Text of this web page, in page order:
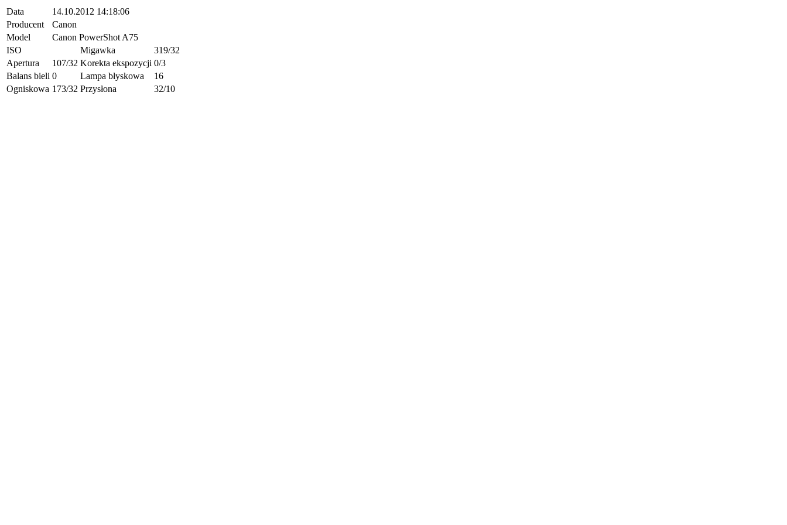
Data
14.10.2012 14:18:06
Producent
Canon
Model
Canon PowerShot A75
ISO
Migawka
319/32
Apertura
107/32 Korekta ekspozycji 0/3
Balans bieli 0 Lampa błyskowa
16
Ogniskowa 173/32 Przysłona 32/10